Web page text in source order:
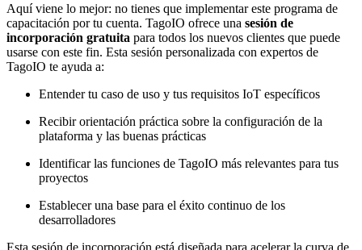
Aquí viene lo mejor: no tienes que implementar este programa de
capacitación por tu cuenta. TagoIO ofrece una sesión de
incorporación gratuita para todos los nuevos clientes que puede
usarse con este fin. Esta sesión personalizada con expertos de
TagoIO te ayuda a:
Entender tu caso de uso y tus requisitos IoT específicos
Recibir orientación práctica sobre la configuración de la
plataforma y las buenas prácticas
Identificar las funciones de TagoIO más relevantes para tus
proyectos
Establecer una base para el éxito continuo de los
desarrolladores
Esta sesión de incorporación está diseñada para acelerar la curva de